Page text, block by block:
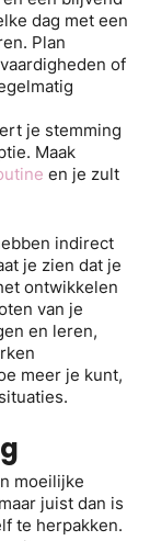
dag met een
Plan
of
je stemming
Maak
en je zult
indirect
je zien dat je
ontwikkelen
van je
en leren,
meer je kunt,
moeilijke
juist dan is
te herpakken.